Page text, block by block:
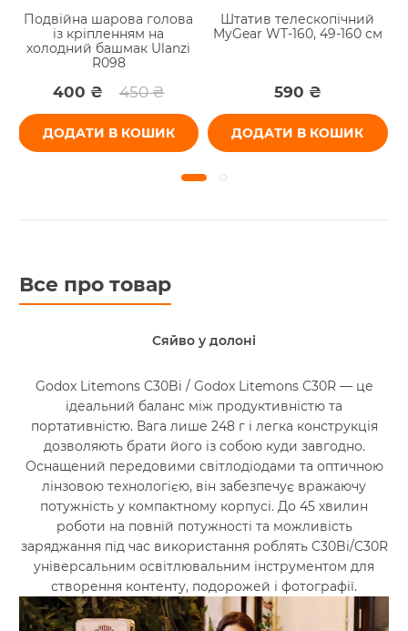
Подвійна шарова голова
із кріпленням на
холодний башмак Ulanzi
R098
400 ₴ 450 ₴
ДОДАТИ В КОШИК
Штатив телескопічний
MyGear WT-160, 49-160 см
590 ₴
ДОДАТИ В КОШИК
Все про товар
Сяйво у долоні
Godox Litemons C30Bi / Godox Litemons C30R — це
ідеальний баланс між продуктивністю та
портативністю. Вага лише 248 г і легка конструкція
дозволяють брати його із собою куди завгодно.
Оснащений передовими світлодіодами та оптичною
лінзовою технологією, він забезпечує вражаючу
потужність у компактному корпусі. До 45 хвилин
роботи на повній потужності та можливість
заряджання під час використання роблять C30Bi/C30R
універсальним освітлювальним інструментом для
створення контенту, подорожей і фотографії.